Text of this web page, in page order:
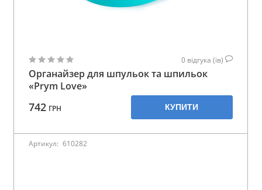
0 відгука (ів)
Органайзер для шпульок та шпильок
«Prym Love»
742 ГРН КУПИТИ
Артикул: 610282